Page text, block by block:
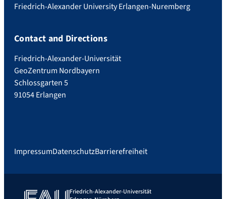
Friedrich-Alexander University Erlangen-Nuremberg
Contact and Directions
Friedrich-Alexander-Universität
GeoZentrum Nordbayern
Schlossgarten 5
91054 Erlangen
ImpressumDatenschutzBarrierefreiheit
Friedrich-Alexander-Universität